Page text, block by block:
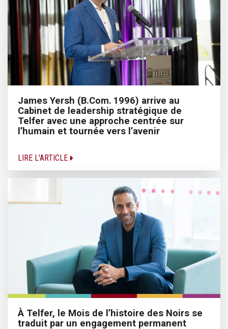
James Yersh (B.Com. 1996) arrive au
Cabinet de leadership stratégique de
Telfer avec une approche centrée sur
l’humain et tournée vers l’avenir
LIRE L'ARTICLE
À Telfer, le Mois de l’histoire des Noirs se
traduit par un engagement permanent